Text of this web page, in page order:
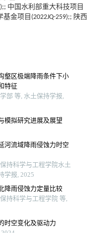
中国水利部重大科技项目
基金项目(2022JQ-259);; 陕西